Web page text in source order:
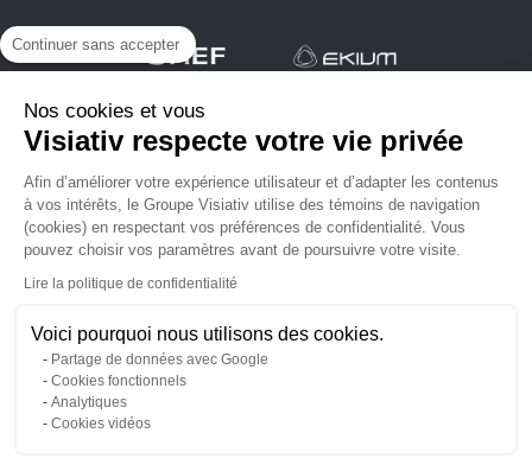
Continuer sans accepter
Nos cookies et vous
Visiativ respecte votre vie privée
Afin d’améliorer votre expérience utilisateur et d’adapter les contenus
à vos intérêts, le Groupe Visiativ utilise des témoins de navigation
(cookies) en respectant vos préférences de confidentialité. Vous
pouvez choisir vos paramètres avant de poursuivre votre visite.
Lire la politique de confidentialité
Voici pourquoi nous utilisons des cookies.
Partage de données avec Google
Cookies fonctionnels
Analytiques
Cookies vidéos
Vos données personnelles/ Contrats et documents légaux